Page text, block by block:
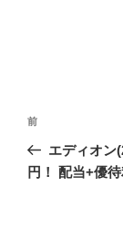
投
ナ
前
の
投
前
エディオン
円！ 配当+優